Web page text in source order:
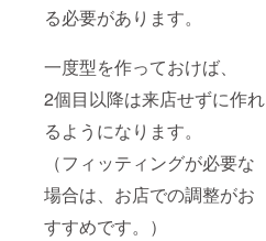
る必要があります。
一度型を作っておけば、
2個目以降は来店せずに作れ
るようになります。
（フィッティングが必要な
場合は、お店での調整がお
すすめです。）